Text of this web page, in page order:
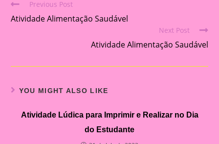
Read
more
Previous Post
Atividade Alimentação Saudável
Next Post
Atividade Alimentação Saudável
YOU MIGHT ALSO LIKE
Atividade Lúdica para Imprimir e Realizar no Dia
do Estudante